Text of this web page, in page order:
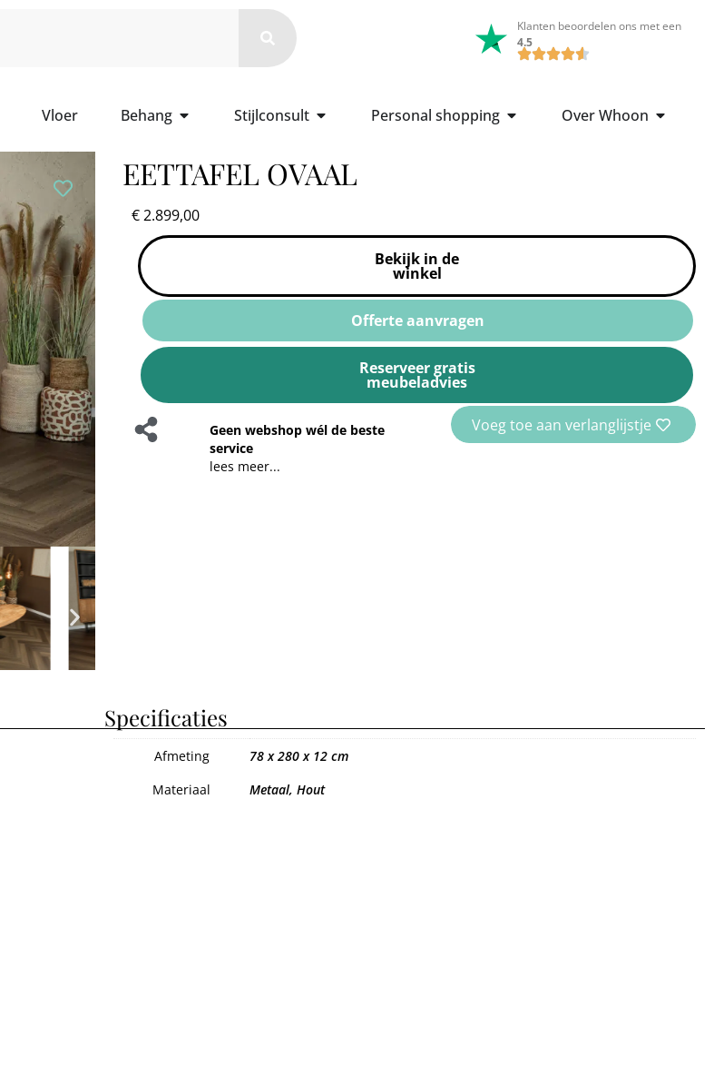
Klanten beoordelen ons met een
4.5
Vloer Behang Stijlconsult Personal shopping Over Whoon
EETTAFEL OVAAL
€2.899,00
Bekijk in de
winkel
Offerte aanvragen
Reserveer gratis
meubeladvies
Geen webshop wél de beste
service
lees meer...
Voeg toe aan verlanglijstje
Specificaties
Afmeting
78 x 280 x 12 cm
Materiaal
Metaal, Hout